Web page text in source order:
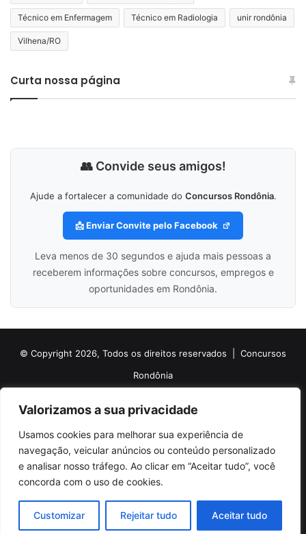
Valorizamos a sua privacidade
Usamos cookies para melhorar sua experiência de
navegação, veicular anúncios ou conteúdo personalizado
e analisar nosso tráfego. Ao clicar em “Aceitar tudo”, você
concorda com o uso de cookies.
Customizar Rejeitar tudo Aceitar tudo
Técnico em Enfermagem Técnico em Radiologia unir rondônia
Vilhena/RO
Curta nossa página
👥 Convide seus amigos!
Ajude a fortalecer a comunidade do Concursos Rondônia.
📩 Enviar Convite pelo Facebook
Leva menos de 30 segundos e ajuda mais pessoas a
receberem informações sobre concursos, empregos e
oportunidades em Rondônia.
© Copyright 2026, Todos os direitos reservados | Concursos
Rondônia
Sobre o Concursos Rondônia
Siga nossas redes sociais
Web Stories Anuncie
Facebook
X PinterestLinkedinYouTubeInstagramTelegramTikTok
WhatsApp